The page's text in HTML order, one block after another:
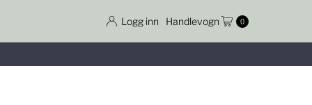
Logg inn Handlevogn 0